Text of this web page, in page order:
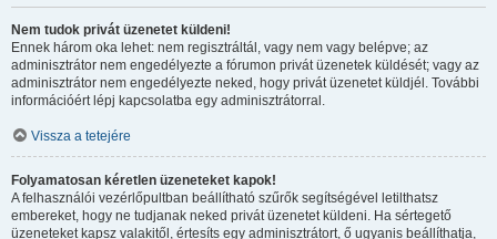
Nem tudok privát üzenetet küldeni!
Ennek három oka lehet: nem regisztráltál, vagy nem vagy belépve; az
adminisztrátor nem engedélyezte a fórumon privát üzenetek küldését; vagy az
adminisztrátor nem engedélyezte neked, hogy privát üzenetet küldjél. További
információért lépj kapcsolatba egy adminisztrátorral.
Vissza a tetejére
Folyamatosan kéretlen üzeneteket kapok!
A felhasználói vezérlőpultban beállítható szűrők segítségével letilthatsz
embereket, hogy ne tudjanak neked privát üzenetet küldeni. Ha sértegető
üzeneteket kapsz valakitől, értesíts egy adminisztrátort, ő ugyanis beállíthatja,